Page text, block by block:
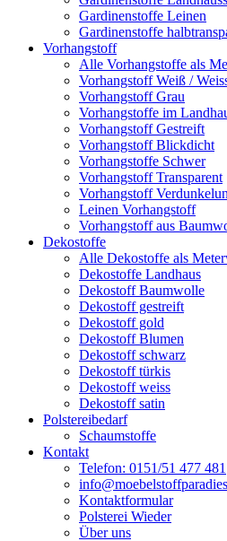
Gardinenstoffe Leinen
Gardinenstoffe
Vorhangstoff
Alle Vorhangstoffe als
Vorhangstoff Weiß /
Vorhangstoff Grau
Vorhangstoffe im
Vorhangstoff Gestreift
Vorhangstoff Blickdicht
Vorhangstoffe Schwer
Vorhangstoff Transparent
Vorhangstoff
Leinen Vorhangstoff
Vorhangstoff aus
Dekostoffe
Alle Dekostoffe als
Dekostoffe Landhaus
Dekostoff Baumwolle
Dekostoff gestreift
Dekostoff gold
Dekostoff Blumen
Dekostoff schwarz
Dekostoff türkis
Dekostoff weiss
Dekostoff satin
Polstereibedarf
Schaumstoffe
Kontakt
Telefon: 0151/51 477 481
Kontaktformular
Polsterei Wieder
Über uns